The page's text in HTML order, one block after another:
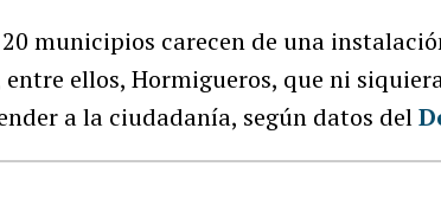
municipios carecen de una
entre ellos, Hormigueros, que ni
a la ciudadanía, según datos del